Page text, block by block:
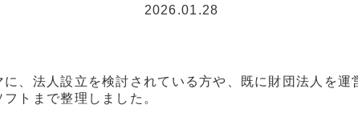
2026.01.28
、法人設立を検討されている方や、既に財団法人を
トまで整理しました。